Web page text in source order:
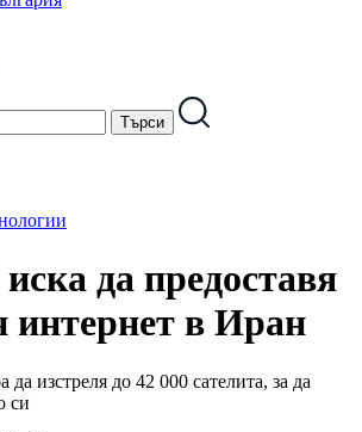
да предоставя
интернет в Иран
изстреля до 42 000 сателита, за да
си